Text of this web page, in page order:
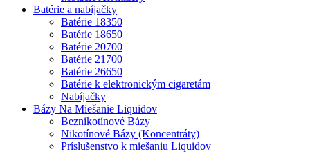
Batérie a nabíjačky
Batérie 18350
Batérie 18650
Batérie 20700
Batérie 21700
Batérie 26650
Batérie k elektronickým cigaretám
Nabíjačky
Bázy Na Miešanie Liquidov
Beznikotínové Bázy
Nikotínové Bázy (Koncentráty)
Príslušenstvo k miešaniu Liquidov